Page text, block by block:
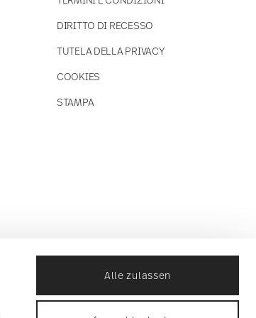
Alle zulassen
DIRITTO DI RECESSO
TUTELA DELLA PRIVACY
COOKIES
STAMPA